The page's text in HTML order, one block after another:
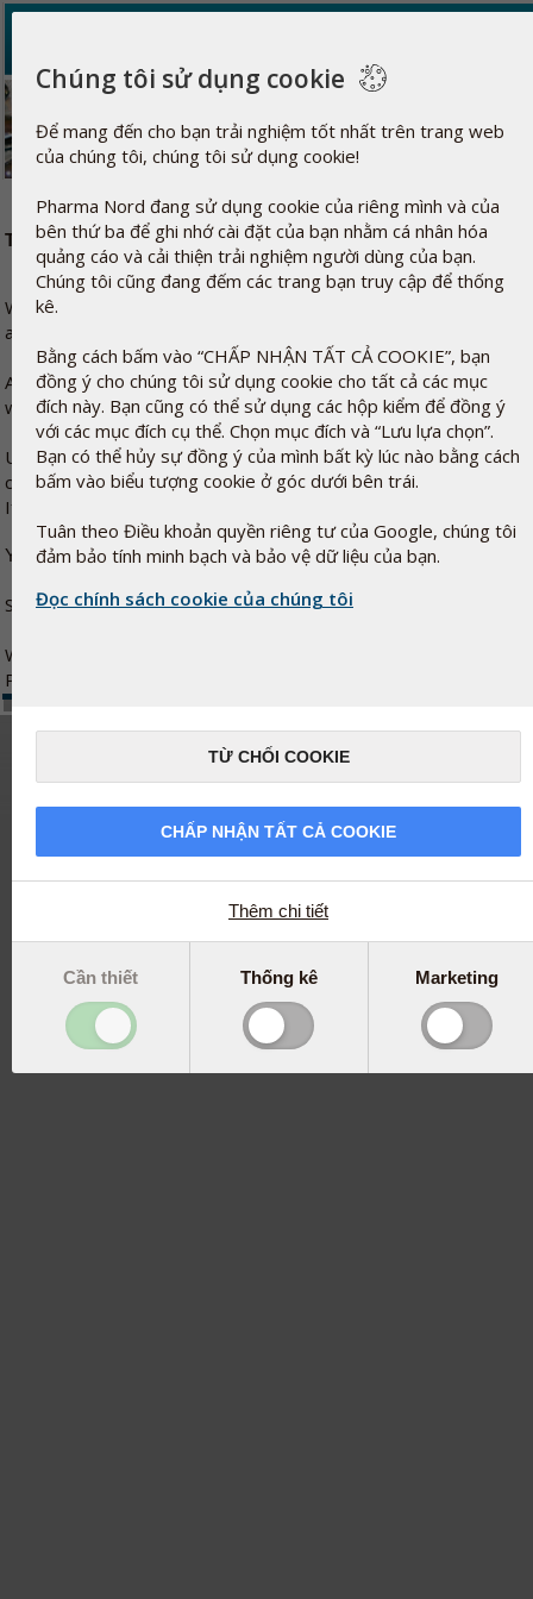
Welcome to Pharma Nord Health News
Thank you for subscribing to Pharma Nord Health News
We are excited about this opportunity to communicate new
and preventive medicine, and occasionally an attractive offer.
As one of the leading companies within dietary supplements
we at Pharma Nord keep track of the latest research and
Until you receive your first newsletter we would suggest you
collection of previous newsletters. You find our news page
If you have any questions, please feel free to contact us.
You can of course unsubscribe at any time if you do not want more
Sincerely,
Web Department
Pharma Nord
Chúng tôi sử dụng cookie
Để mang đến cho bạn trải nghiệm tốt nhất trên trang web
của chúng tôi, chúng tôi sử dụng cookie!
Pharma Nord đang sử dụng cookie của riêng mình và của
bên thứ ba để ghi nhớ cài đặt của bạn nhằm cá nhân hóa
quảng cáo và cải thiện trải nghiệm người dùng của bạn.
Chúng tôi cũng đang đếm các trang bạn truy cập để thống
kê.
Bằng cách bấm vào “CHẤP NHẬN TẤT CẢ COOKIE”, bạn
đồng ý cho chúng tôi sử dụng cookie cho tất cả các mục
đích này. Bạn cũng có thể sử dụng các hộp kiểm để đồng ý
với các mục đích cụ thể. Chọn mục đích và “Lưu lựa chọn”.
Bạn có thể hủy sự đồng ý của mình bất kỳ lúc nào bằng cách
bấm vào biểu tượng cookie ở góc dưới bên trái.
Tuân theo Điều khoản quyền riêng tư của Google, chúng tôi
đảm bảo tính minh bạch và bảo vệ dữ liệu của bạn.
Đọc chính sách cookie của chúng tôi
TỪ CHỐI COOKIE
CHẤP NHẬN TẤT CẢ COOKIE
Thêm chi tiết
Cần thiết Thống kê Marketing